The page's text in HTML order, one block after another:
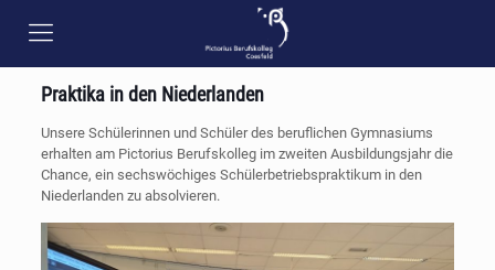
Praktika in den Niederlanden
Unsere Schülerinnen und Schüler des beruflichen Gymnasiums
erhalten am Pictorius Berufskolleg im zweiten Ausbildungsjahr die
Chance, ein sechswöchiges Schülerbetriebspraktikum in den
Niederlanden zu absolvieren.